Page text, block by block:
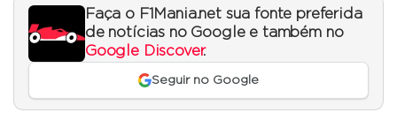
Faça o F1Mania.net sua fonte preferida
de notícias no Google e também no
Google Discover.
Seguir no Google